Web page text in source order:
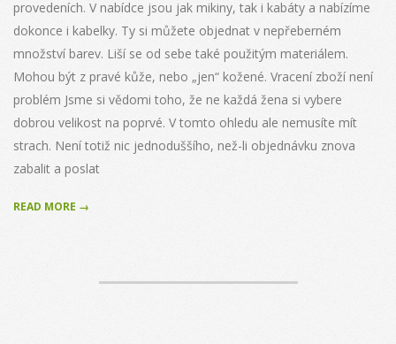
provedeních. V nabídce jsou jak mikiny, tak i kabáty a nabízíme
dokonce i kabelky. Ty si můžete objednat v nepřeberném
množství barev. Liší se od sebe také použitým materiálem.
Mohou být z pravé kůže, nebo „jen“ kožené. Vracení zboží není
problém Jsme si vědomi toho, že ne každá žena si vybere
dobrou velikost na poprvé. V tomto ohledu ale nemusíte mít
strach. Není totiž nic jednoduššího, než-li objednávku znova
zabalit a poslat
READ MORE →